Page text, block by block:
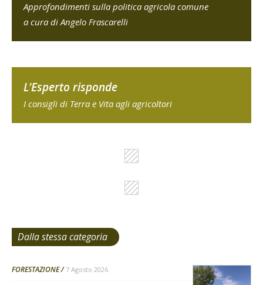
Approfondimenti sulla politica agricola comune
a cura di Angelo Frascarelli
L'Esperto risponde
I consigli di Terra e Vita agli agricoltori
Dalla stessa categoria
FORESTAZIONE 7 Agosto 2026